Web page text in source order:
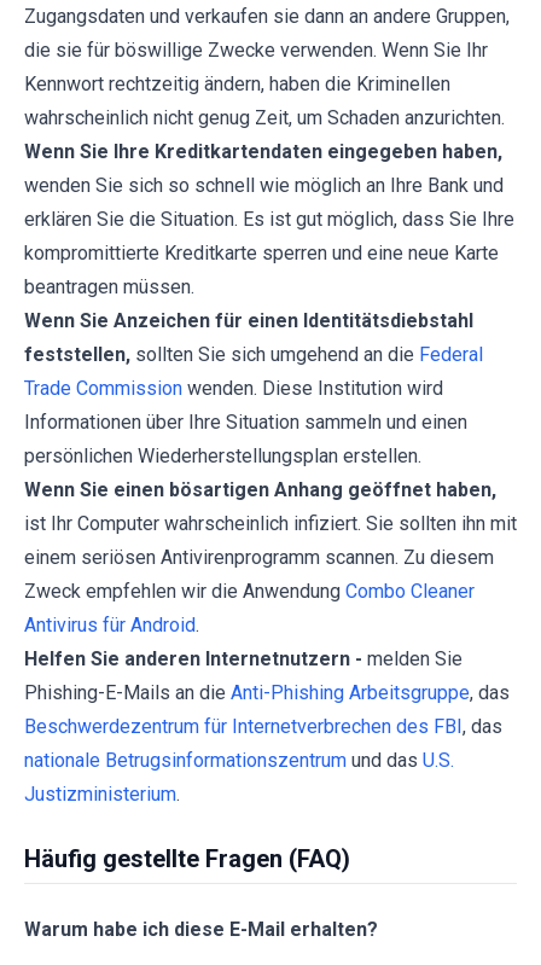
Zugangsdaten und verkaufen sie dann an andere Gruppen,
die sie für böswillige Zwecke verwenden. Wenn Sie Ihr
Kennwort rechtzeitig ändern, haben die Kriminellen
wahrscheinlich nicht genug Zeit, um Schaden anzurichten.
Wenn Sie Ihre Kreditkartendaten eingegeben haben,
wenden Sie sich so schnell wie möglich an Ihre Bank und
erklären Sie die Situation. Es ist gut möglich, dass Sie Ihre
kompromittierte Kreditkarte sperren und eine neue Karte
beantragen müssen.
Wenn Sie Anzeichen für einen Identitätsdiebstahl
feststellen, sollten Sie sich umgehend an die Federal
Trade Commission wenden. Diese Institution wird
Informationen über Ihre Situation sammeln und einen
persönlichen Wiederherstellungsplan erstellen.
Wenn Sie einen bösartigen Anhang geöffnet haben,
ist Ihr Computer wahrscheinlich infiziert. Sie sollten ihn mit
einem seriösen Antivirenprogramm scannen. Zu diesem
Zweck empfehlen wir die Anwendung Combo Cleaner
Antivirus für Android.
Helfen Sie anderen Internetnutzern - melden Sie
Phishing-E-Mails an die Anti-Phishing Arbeitsgruppe, das
Beschwerdezentrum für Internetverbrechen des FBI, das
nationale Betrugsinformationszentrum und das U.S.
Justizministerium.
Häufig gestellte Fragen (FAQ)
Warum habe ich diese E-Mail erhalten?